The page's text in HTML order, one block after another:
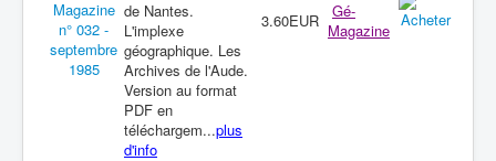
de Nantes.
L'implexe
géographique. Les
Archives de l'Aude.
Version au format
PDF en
téléchargem...plus
d'info
3.60EUR
Gé-
Magazine